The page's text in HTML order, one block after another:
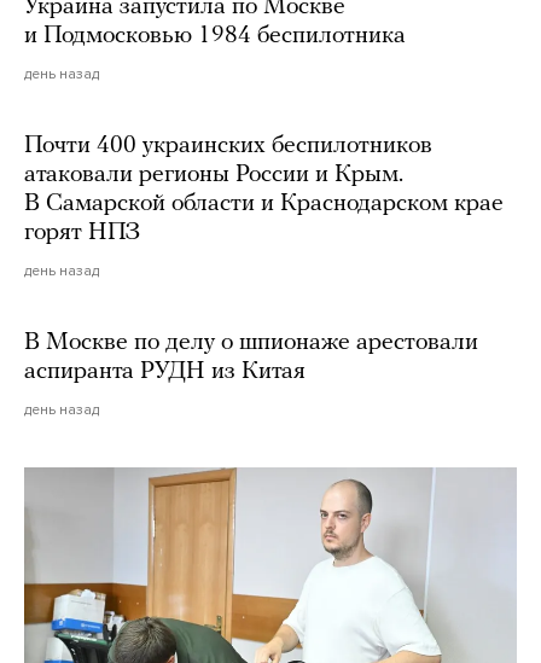
Украина запустила по Москве
и Подмосковью 1984 беспилотника
день назад
Почти 400 украинских беспилотников
атаковали регионы России и Крым.
В Самарской области и Краснодарском крае
горят НПЗ
день назад
В Москве по делу о шпионаже арестовали
аспиранта РУДН из Китая
день назад